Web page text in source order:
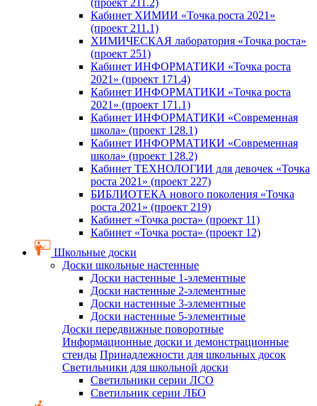
(проект 211.2)
Кабинет ХИМИИ «Точка роста 2021»
(проект 211.1)
ХИМИЧЕСКАЯ лаборатория «Точка роста»
(проект 251)
Кабинет ИНФОРМАТИКИ «Точка роста
2021» (проект 171.4)
Кабинет ИНФОРМАТИКИ «Точка роста
2021» (проект 171.1)
Кабинет ИНФОРМАТИКИ «Современная
школа» (проект 128.1)
Кабинет ИНФОРМАТИКИ «Современная
школа» (проект 128.2)
Кабинет ТЕХНОЛОГИИ для девочек «Точка
роста 2021» (проект 227)
БИБЛИОТЕКА нового поколения «Точка
роста 2021» (проект 219)
Кабинет «Точка роста» (проект 11)
Кабинет «Точка роста» (проект 12)
Школьные доски
Доски школьные настенные
Доски настенные 1-элементные
Доски настенные 2-элементные
Доски настенные 3-элементные
Доски настенные 5-элементные
Доски передвижные поворотные
Информационные доски и демонстрационные
стенды Принадлежности для школьных досок
Светильники для школьной доски
Светильники серии ЛСО
Светильник серии ЛБО